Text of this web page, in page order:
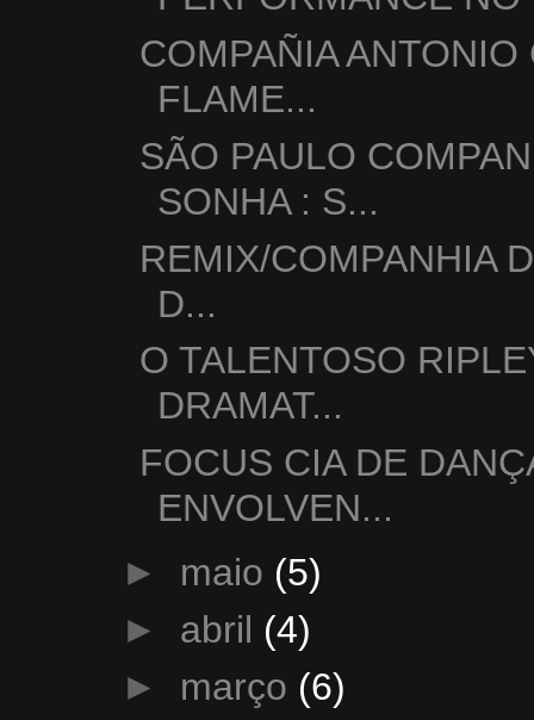
COMPAÑIA
FLAME...
SÃO PAULO
SONHA : S...
REMIX/COMPANHIA
D...
O TALENTOSO
DRAMAT...
FOCUS CIA DE
ENVOLVEN...
► maio (5)
► abril (4)
► março (6)